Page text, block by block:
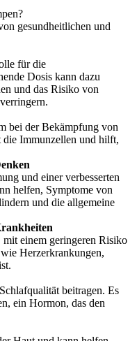
gesundheitlichen und
für die
Dosis kann dazu
und das Risiko von
bei der Bekämpfung von
Immunzellen und hilft,
und einer verbesserten
helfen, Symptome von
und die allgemeine
mit einem geringeren Risiko
Herzerkrankungen,
beitragen. Es
ein Hormon, das den